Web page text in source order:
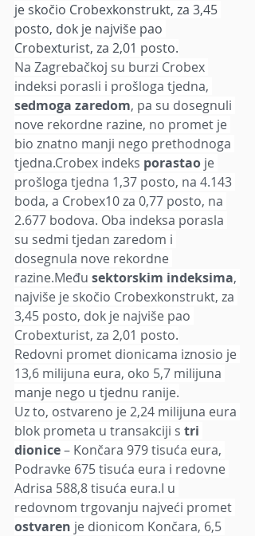
je skočio Crobexkonstrukt, za 3,45
posto, dok je najviše pao
Crobexturist, za 2,01 posto.
Na Zagrebačkoj su burzi Crobex
indeksi porasli i prošloga tjedna,
sedmoga zaredom, pa su dosegnuli
nove rekordne razine, no promet je
bio znatno manji nego prethodnoga
tjedna.Crobex indeks porastao je
prošloga tjedna 1,37 posto, na 4.143
boda, a Crobex10 za 0,77 posto, na
2.677 bodova. Oba indeksa porasla
su sedmi tjedan zaredom i
dosegnula nove rekordne
razine.Među sektorskim indeksima,
najviše je skočio Crobexkonstrukt, za
3,45 posto, dok je najviše pao
Crobexturist, za 2,01 posto.
Redovni promet dionicama iznosio je
13,6 milijuna eura, oko 5,7 milijuna
manje nego u tjednu ranije.
Uz to, ostvareno je 2,24 milijuna eura
blok prometa u transakciji s tri
dionice – Končara 979 tisuća eura,
Podravke 675 tisuća eura i redovne
Adrisa 588,8 tisuća eura.I u
redovnom trgovanju najveći promet
ostvaren je dionicom Končara, 6,5